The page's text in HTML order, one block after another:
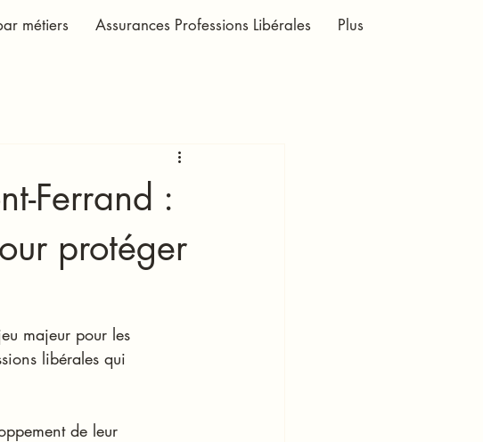
métiers Assurances Professions Libérales Plus
Ferrand :
protéger
majeur pour les
libérales qui
de leur